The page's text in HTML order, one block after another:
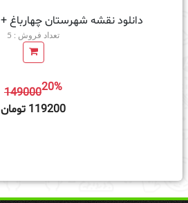
دانلود نقشه شهرستان چهارباغ + pdf با کیفیت بالا
تعداد فروش : 5
14900020%
119200 تومان